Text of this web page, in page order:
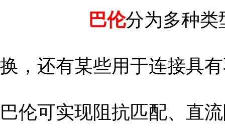
巴伦分为多种类
换，还有某些用于连接具
巴伦可实现阻抗匹配、直